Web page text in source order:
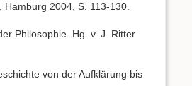
2004, S. 113-130.
Philosophie. Hg. v. J. Ritter
von der Aufklärung bis